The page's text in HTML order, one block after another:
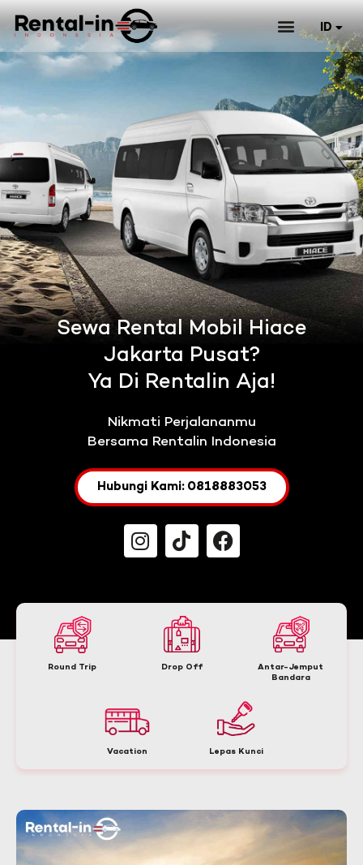
ID
EN
Sewa Rental Mobil Hiace
Jakarta Pusat?
Ya Di Rentalin Aja!
Nikmati Perjalananmu
Bersama Rentalin Indonesia
Hubungi Kami: 0818883053
Round Trip Drop Off
Antar-Jemput
Bandara
Vacation Lepas Kunci